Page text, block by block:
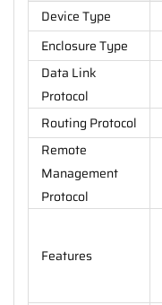
Device Type
Enclosure Type
Data Link
Protocol
Routing Protocol
Remote
Management
Protocol
Features